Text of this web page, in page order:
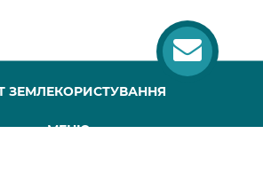
ЗЕМЛЕКОРИСТУВАННЯ
МЕНЮ